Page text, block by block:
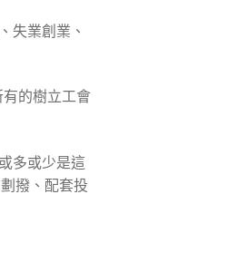
失業創業、
的樹立工會
多或少是這
撥、配套投